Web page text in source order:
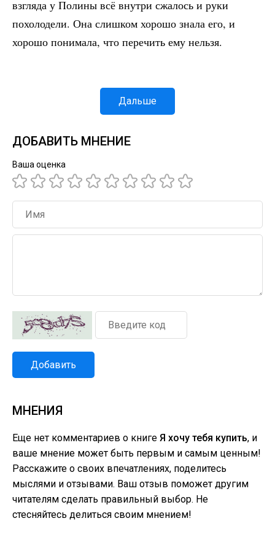
взгляда у Полины всё внутри сжалось и руки
похолодели. Она слишком хорошо знала его, и
хорошо понимала, что перечить ему нельзя.
Дальше
ДОБАВИТЬ МНЕНИЕ
Ваша оценка
Добавить
МНЕНИЯ
Еще нет комментариев о книге Я хочу тебя купить, и
ваше мнение может быть первым и самым ценным!
Расскажите о своих впечатлениях, поделитесь
мыслями и отзывами. Ваш отзыв поможет другим
читателям сделать правильный выбор. Не
стесняйтесь делиться своим мнением!